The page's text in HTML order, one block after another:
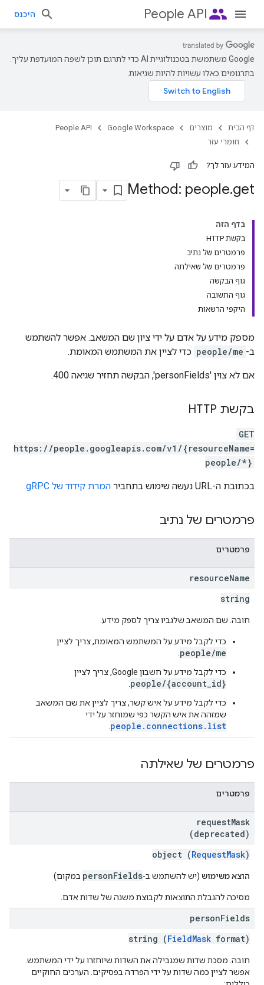
people
People API היכנס
‫Google משתמשת בטכנולוגיית AI כדי לתרגם תוכן לשפה המועדפת עליך.
בתרגומים כאלו עשויות להיות שגיאות.
דף הבית מוצרים Google Workspace
People API
חומרי עזר
המידע עזר לך?
Method: people.get
בדף הזה
בקשת HTTP
פרמטרים של נתיב
פרמטרים של שאילתה
גוף הבקשה
גוף התשובה
היקפי הרשאות
מספק מידע על אדם על ידי ציון שם המשאב. אפשר להשתמש
ב- people/me כדי לציין את המשתמש המאומת.
אם לא צוין 'personFields', הבקשה תחזיר שגיאה 400.
בקשת HTTP
GET
https://people.googleapis.com/v1/{resourceName=
people/*}
בכתובת ה-URL נעשה שימוש בתחביר המרת קידוד של gRPC .
פרמטרים של נתיב
פרמטרים
resourceName
string
חובה. שם המשאב שלגביו צריך לספק מידע.
כדי לקבל מידע על המשתמש המאומת, צריך לציין
people/me
כדי לקבל מידע על חשבון Google, צריך לציין
people/{account_id}
כדי לקבל מידע על איש קשר, צריך לציין את שם המשאב
שמזהה את איש הקשר כפי שמוחזר על ידי
people.connections.list
פרמטרים של שאילתה
פרמטרים
requestMask
(deprecated)
object (RequestMask)
הוצא משימוש (יש להשתמש ב-personFields במקום)
מסיכה להגבלת התוצאות לקבוצת משנה של שדות אדם.
personFields
string (FieldMask format)
חובה. מסכת שדות שמגבילה את השדות שיוחזרו על ידי המשתמש.
אפשר לציין כמה שדות על ידי הפרדה בפסיקים. הערכים החוקיים